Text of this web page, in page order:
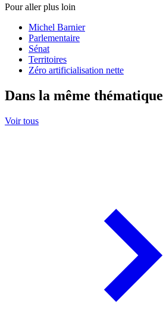
Pour aller plus loin
Michel Barnier
Parlementaire
Sénat
Territoires
Zéro artificialisation nette
Dans la même thématique
Voir tous